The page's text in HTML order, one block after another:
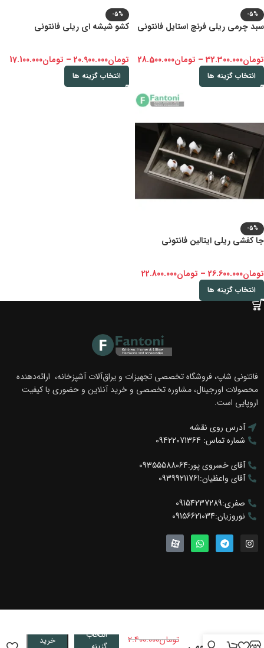
-5%
سبد چرمی ریلی فرنچ استایل فانتونی
تومان32.300.000
– تومان28.500.000
انتخاب گزینه ها
-5%
کشو شیشه ای ریلی فانتونی
تومان20.900.000
– تومان17.100.000
انتخاب گزینه ها
-5%
جا کفشی ریلی ایتالین فانتونی
تومان26.600.000
– تومان22.800.000
انتخاب گزینه ها
فانتونی شاپ، فروشگاه تخصصی تجهیزات و یراق‌آلات آشپزخانه، ارائه‌دهنده
محصولات اورجینال، مشاوره تخصصی و خرید آنلاین و حضوری با کیفیت
اروپایی است.
آدرس روی نقشه
شماره تماس: 09422071364
آقای خسروی پور:09355588064
آقای واعظیان:09399211761
صفری:09154237289
نوروزیان:09156621034
پروفیل دور
تومان2.400.000
انتخاب
خرید